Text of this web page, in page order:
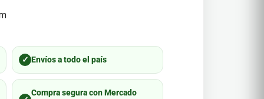
✓ Envíos a todo el país
Compra segura con Mercado